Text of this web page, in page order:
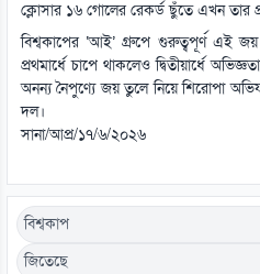
ক্লোসার ১৬ গোলের রেকর্ড ছুঁতে এখন তার
বিশ্বকাপের ‘আই’ গ্রুপে গুরুত্বপূর্ণ এই
প্রথমার্ধে চাপে থাকলেও দ্বিতীয়ার্ধে
অনন্য নৈপুণ্যে জয় তুলে নিয়ে শিরোপা
দল।
সানা/আপ্র/১৭/৬/২০২৬
বিশ্বকাপ
জিতেছে